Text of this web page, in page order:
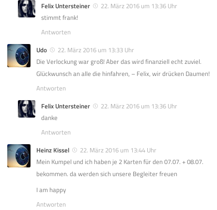
Felix Untersteiner
22. März 2016 um 13:36 Uhr
stimmt frank!
Antworten
Udo
22. März 2016 um 13:33 Uhr
Die Verlockung war groß! Aber das wird finanziell echt zuviel.
Glückwunsch an alle die hinfahren, – Felix, wir drücken Daumen!
Antworten
Felix Untersteiner
22. März 2016 um 13:36 Uhr
danke
Antworten
Heinz Kissel
22. März 2016 um 13:44 Uhr
Mein Kumpel und ich haben je 2 Karten für den 07.07. + 08.07.
bekommen. da werden sich unsere Begleiter freuen
I am happy
Antworten